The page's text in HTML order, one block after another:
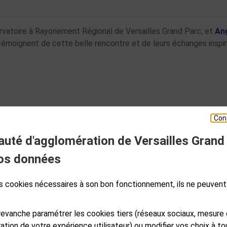
d'agglomération de Versailles Grand
données
cookies nécessaires à son bon fonctionnement, ils ne
paramétrer les cookies tiers (réseaux sociaux, mesure
à Rayonement Régional de Versailles Grand Parc, et
de cette belle rencontre et de leurs échanges
ESPACE PRESSE
PLAN DE SITE ACCESSIBILITÉ NUMÉRIQUE
GESTION DES COOKIES